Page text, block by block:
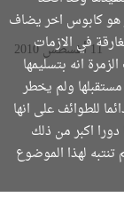
11 أغسطس 2010
هو كابوس اخر يضاف
في الازمات
انه بتسليمها
ولم يخطر
للطوائف على انها
اكبر من ذلك
لهذا الموضوع